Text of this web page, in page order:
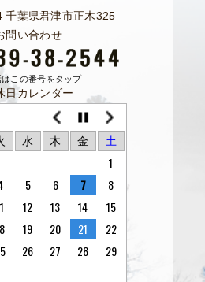
千葉県君津市正木325
問い合わせ
はこの番号をタップ
日カレンダー
水 木 金 土
1
5 6 7
8
12 13 14
15
19 20 21
22
26 27 28
29